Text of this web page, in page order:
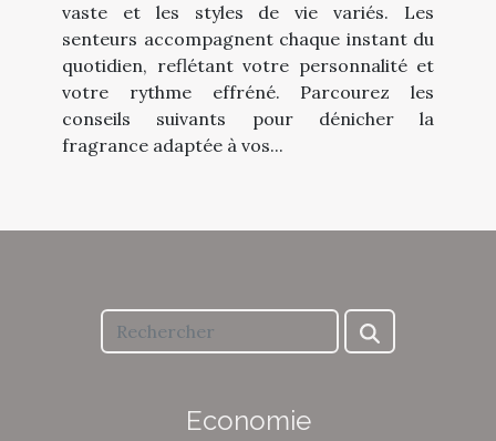
vaste et les styles de vie variés. Les
senteurs accompagnent chaque instant du
quotidien, reflétant votre personnalité et
votre rythme effréné. Parcourez les
conseils suivants pour dénicher la
fragrance adaptée à vos...
Economie